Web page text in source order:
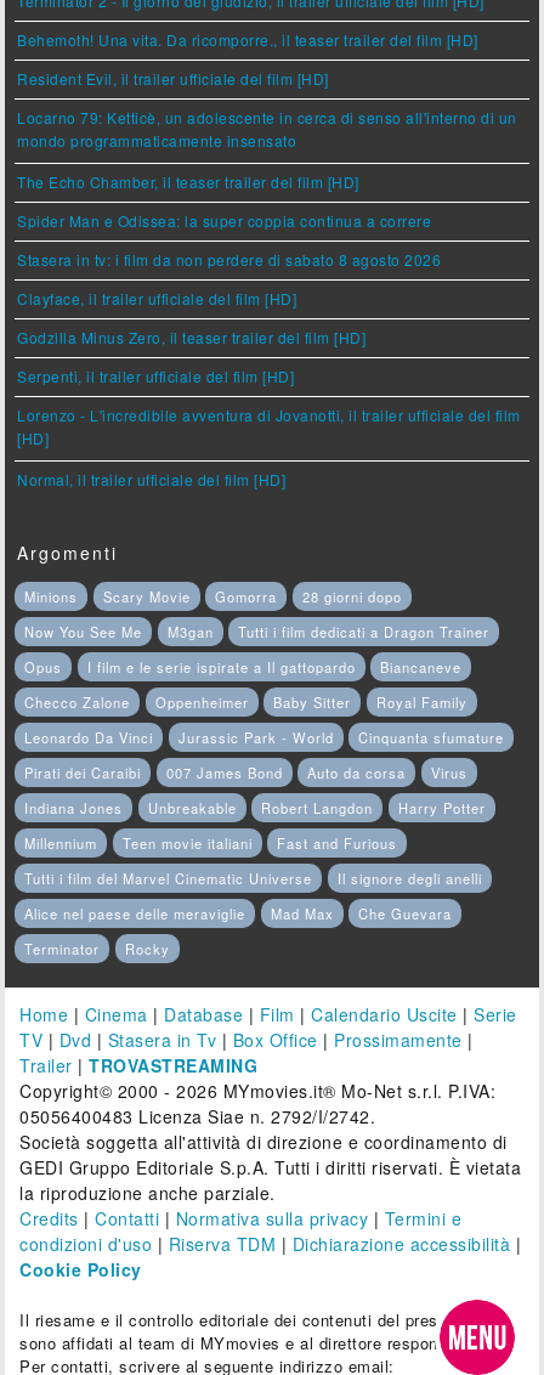
Behemoth! Una vita. Da ricomporre., il teaser trailer del film [HD]
Resident Evil, il trailer ufficiale del film [HD]
Locarno 79: Ketticè, un adolescente in cerca di senso all'interno di un
mondo programmaticamente insensato
The Echo Chamber, il teaser trailer del film [HD]
Spider Man e Odissea: la super coppia continua a correre
Stasera in tv: i film da non perdere di sabato 8 agosto 2026
Clayface, il trailer ufficiale del film [HD]
Godzilla Minus Zero, il teaser trailer del film [HD]
Serpenti, il trailer ufficiale del film [HD]
Lorenzo - L'incredibile avventura di Jovanotti, il trailer ufficiale del film
[HD]
Normal, il trailer ufficiale del film [HD]
Argomenti
Minions Scary Movie Gomorra
28 giorni dopo
Now You See Me
M3gan
Tutti i film dedicati a Dragon Trainer
Opus
I film e le serie ispirate a Il gattopardo
Biancaneve
Checco Zalone
Oppenheimer Baby Sitter
Royal Family
Leonardo Da Vinci
Jurassic Park - World
Cinquanta sfumature
Pirati dei Caraibi
007 James Bond Auto da corsa
Virus
Indiana Jones
Unbreakable Robert Langdon
Harry Potter
Millennium
Teen movie italiani
Fast and Furious
Tutti i film del Marvel Cinematic Universe
Il signore degli anelli
Alice nel paese delle meraviglie
Mad Max
Che Guevara
Terminator
Rocky
Home | Cinema | Database | Film |Calendario Uscite |Serie
TV | Dvd | Stasera in Tv | Box Office | Prossimamente |
Trailer |TROVASTREAMING
Copyright© 2000 - 2026 MYmovies.it® Mo-Net s.r.l. P.IVA:
05056400483 Licenza Siae n. 2792/I/2742.
Società soggetta all'attività di direzione e coordinamento di
GEDI Gruppo Editoriale S.p.A. Tutti i diritti riservati. È vietata
la riproduzione anche parziale.
Credits |Contatti | Normativa sulla privacy | Termini e
condizioni d'uso | Riserva TDM | Dichiarazione accessibilità |
Cookie Policy
Il riesame e il controllo editoriale dei contenuti del presente sito
sono affidati al team di MYmovies e al direttore responsabile.
Per contatti, scrivere al seguente indirizzo email: